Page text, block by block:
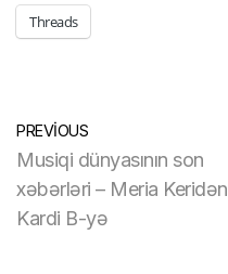
Threads
PREVIOUS
Musiqi dünyasının son
xəbərləri – Meria Keridən
Kardi B-yə